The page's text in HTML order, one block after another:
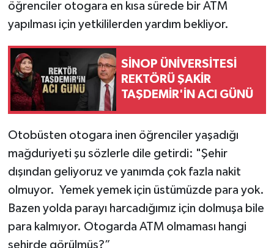
öğrenciler otogara en kısa sürede bir ATM
yapılması için yetkililerden yardım bekliyor.
SİNOP ÜNİVERSİTESİ
REKTÖRÜ ŞAKİR
TAŞDEMİR'İN ACI GÜNÜ
Otobüsten otogara inen öğrenciler yaşadığı
mağduriyeti şu sözlerle dile getirdi: "Şehir
dışından geliyoruz ve yanımda çok fazla nakit
olmuyor. Yemek yemek için üstümüzde para yok.
Bazen yolda parayı harcadığımız için dolmuşa bile
para kalmıyor. Otogarda ATM olmaması hangi
şehirde görülmüş?”